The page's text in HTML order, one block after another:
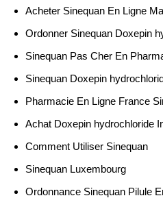
Acheter Sinequan En Ligne
Ordonner Sinequan Doxepin
Sinequan Pas Cher En
Sinequan Doxepin
Pharmacie En Ligne France
Achat Doxepin hydrochloride
Comment Utiliser Sinequan
Sinequan Luxembourg
Ordonnance Sinequan Pilule